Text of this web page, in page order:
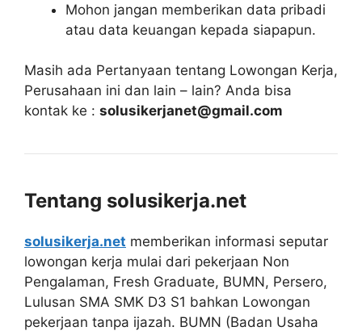
Mohon jangan memberikan data pribadi
atau data keuangan kepada siapapun.
Masih ada Pertanyaan tentang Lowongan Kerja,
Perusahaan ini dan lain – lain? Anda bisa
kontak ke : solusikerjanet@gmail.com
Tentang solusikerja.net
solusikerja.net memberikan informasi seputar
lowongan kerja mulai dari pekerjaan Non
Pengalaman, Fresh Graduate, BUMN, Persero,
Lulusan SMA SMK D3 S1 bahkan Lowongan
pekerjaan tanpa ijazah. BUMN (Badan Usaha